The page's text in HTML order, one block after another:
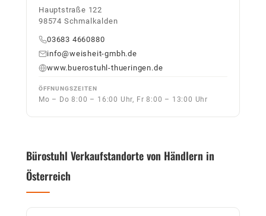
Hauptstraße 122
98574 Schmalkalden
03683 4660880
info@weisheit-gmbh.de
www.buerostuhl-thueringen.de
ÖFFNUNGSZEITEN
Mo – Do 8:00 – 16:00 Uhr, Fr 8:00 – 13:00 Uhr
Bürostuhl Verkaufstandorte von Händlern in
Österreich